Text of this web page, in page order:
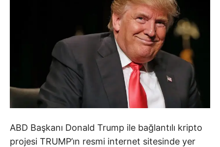
ABD Başkanı Donald Trump ile bağlantılı kripto
projesi TRUMP’ın resmi internet sitesinde yer